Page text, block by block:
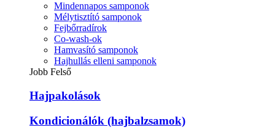
Mindennapos samponok
Mélytisztító samponok
Fejbőrradírok
Co-wash-ok
Hamvasító samponok
Hajhullás elleni samponok
Jobb Felső
Hajpakolások
Kondicionálók (hajbalzsamok)